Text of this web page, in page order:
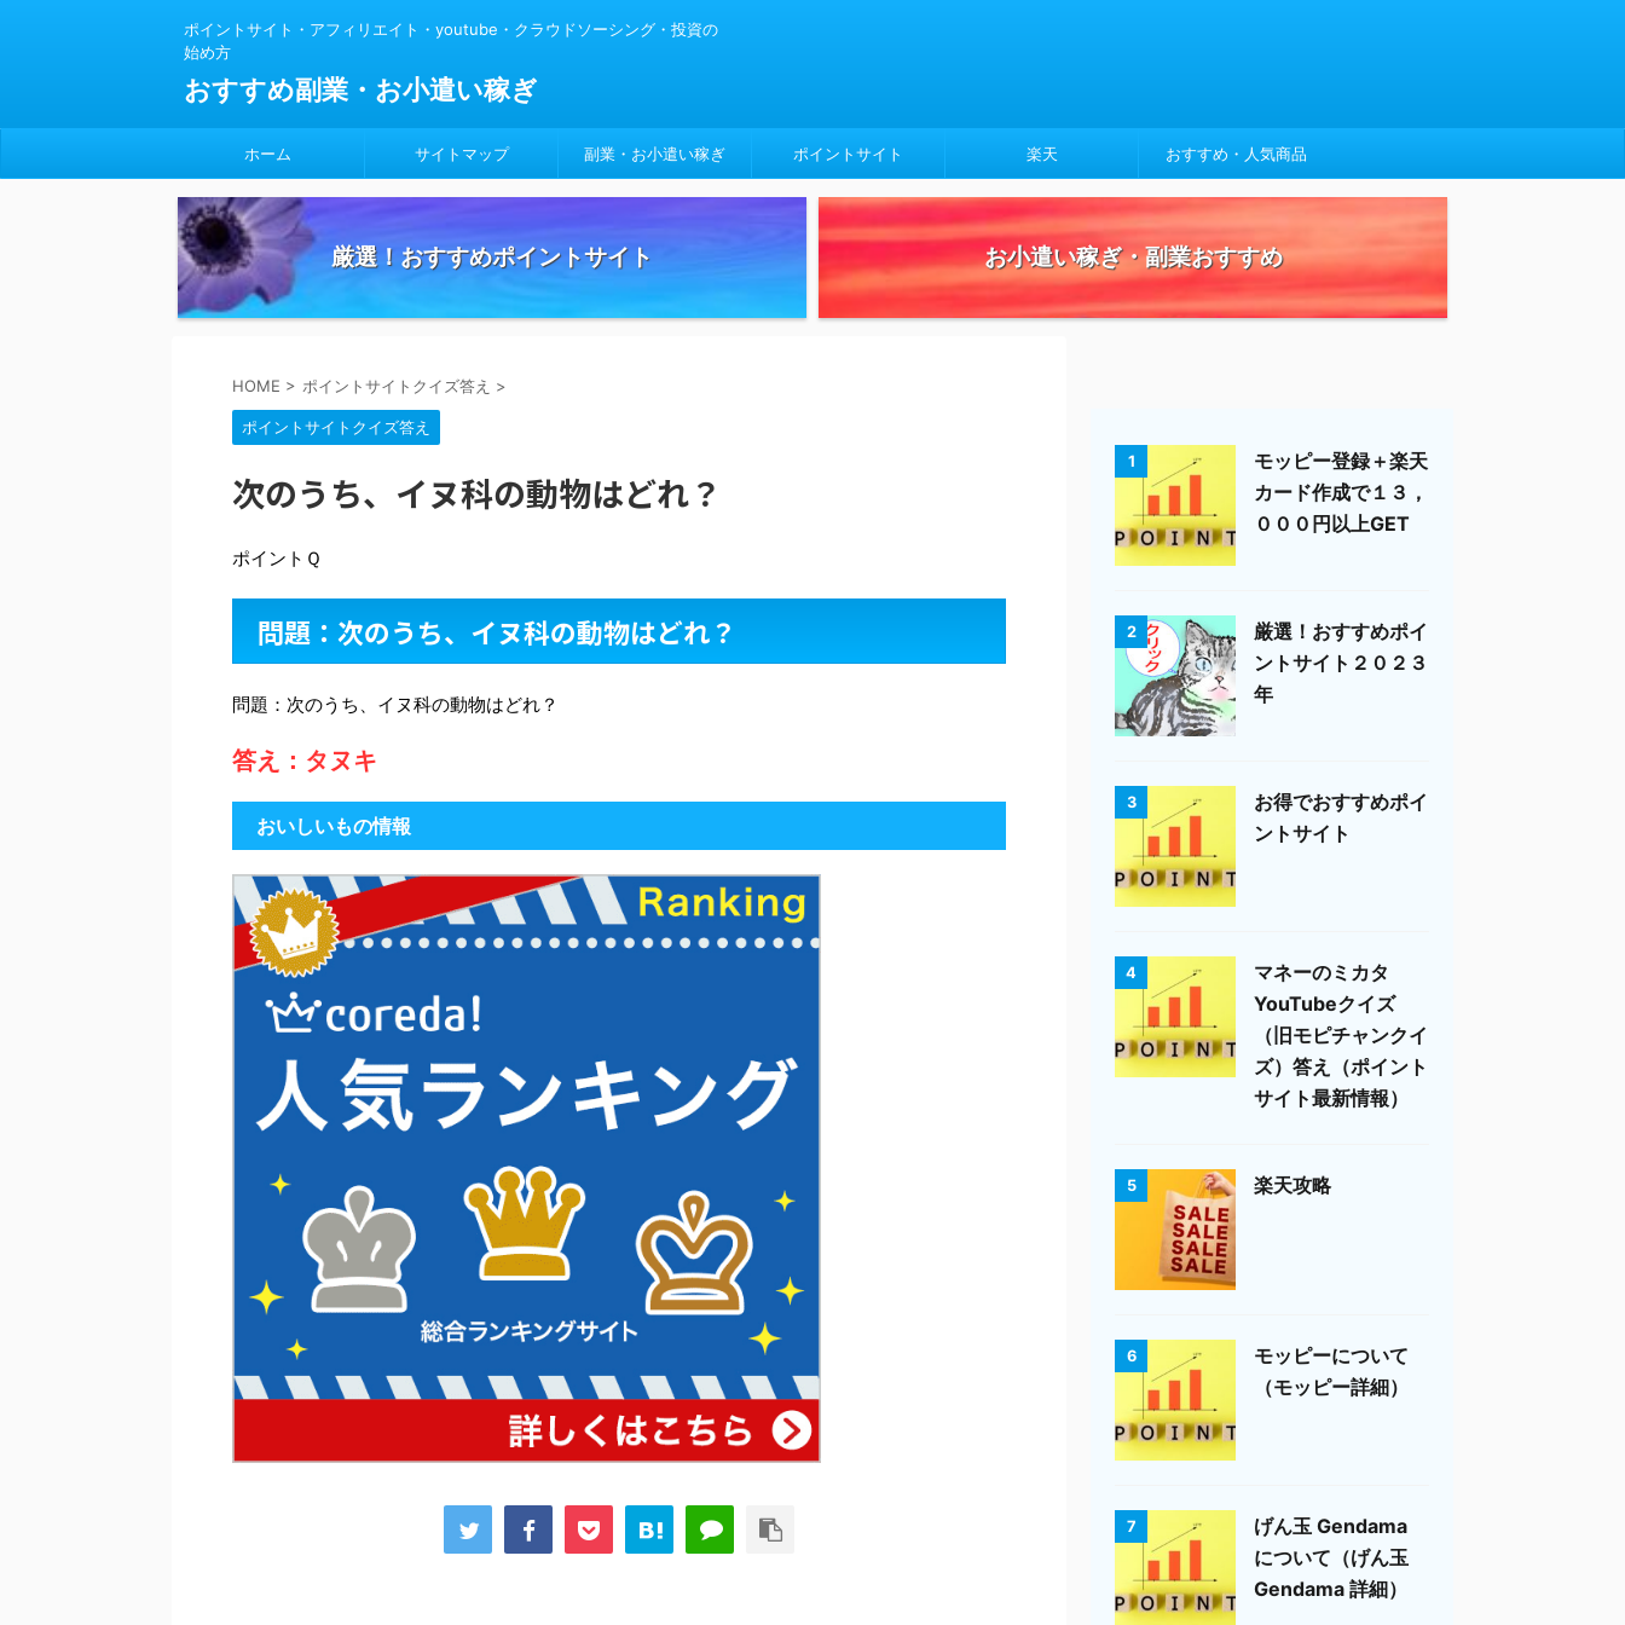
ポイントサイト・アフィリエイト・youtube・クラウドソーシング・投資の
始め方
おすすめ副業・お小遣い稼ぎ
ホーム サイトマップ 副業・お小遣い稼ぎ ポイントサイト 楽天 おすすめ・人気商品
厳選！おすすめポイントサイト お小遣い稼ぎ・副業おすすめ
HOME > ポイントサイトクイズ答え >
ポイントサイトクイズ答え
次のうち、イヌ科の動物はどれ？
ポイントＱ
問題：次のうち、イヌ科の動物はどれ？
問題：次のうち、イヌ科の動物はどれ？
答え：タヌキ
おいしいもの情報
1
モッピー登録＋楽天
カード作成で１３，
０００円以上GET
2
厳選！おすすめポイ
ントサイト２０２３
年
3
お得でおすすめポイ
ントサイト
4
マネーのミカタ
YouTubeクイズ
（旧モピチャンクイ
ズ）答え（ポイント
サイト最新情報）
5 楽天攻略
6
モッピーについて
（モッピー詳細）
7
げん玉 Gendama
について（げん玉
Gendama 詳細）